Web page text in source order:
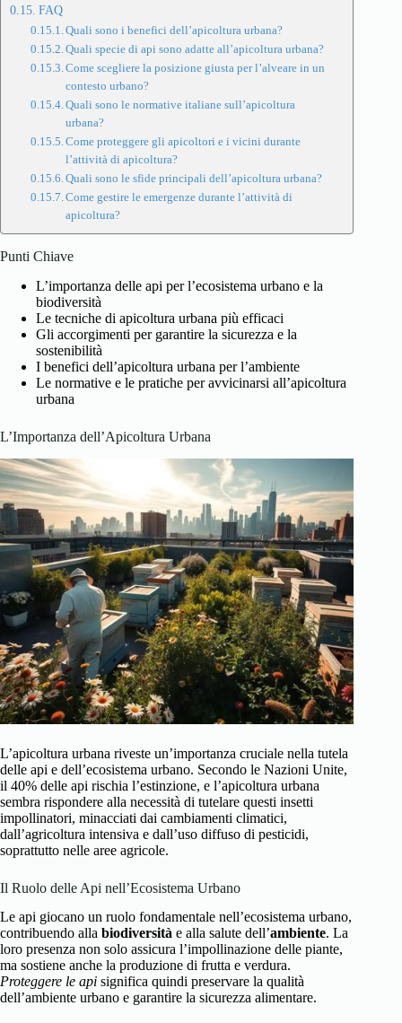
FAQ
Quali sono i benefici dell’apicoltura urbana?
Quali specie di api sono adatte all’apicoltura urbana?
Come scegliere la posizione giusta per l’alveare in un
contesto urbano?
Quali sono le normative italiane sull’apicoltura
urbana?
Come proteggere gli apicoltori e i vicini durante
l’attività di apicoltura?
Quali sono le sfide principali dell’apicoltura urbana?
Come gestire le emergenze durante l’attività di
apicoltura?
Punti Chiave
L’importanza delle api per l’ecosistema urbano e la
biodiversità
Le tecniche di apicoltura urbana più efficaci
Gli accorgimenti per garantire la sicurezza e la
sostenibilità
I benefici dell’apicoltura urbana per l’ambiente
Le normative e le pratiche per avvicinarsi all’apicoltura
urbana
L’Importanza dell’Apicoltura Urbana
L’apicoltura urbana riveste un’importanza cruciale nella tutela
delle api e dell’ecosistema urbano. Secondo le Nazioni Unite,
il 40% delle api rischia l’estinzione, e l’apicoltura urbana
sembra rispondere alla necessità di tutelare questi insetti
impollinatori, minacciati dai cambiamenti climatici,
dall’agricoltura intensiva e dall’uso diffuso di pesticidi,
soprattutto nelle aree agricole.
Il Ruolo delle Api nell’Ecosistema Urbano
Le api giocano un ruolo fondamentale nell’ecosistema urbano,
contribuendo alla biodiversità e alla salute dell’ambiente. La
loro presenza non solo assicura l’impollinazione delle piante,
ma sostiene anche la produzione di frutta e verdura.
Proteggere le api significa quindi preservare la qualità
dell’ambiente urbano e garantire la sicurezza alimentare.